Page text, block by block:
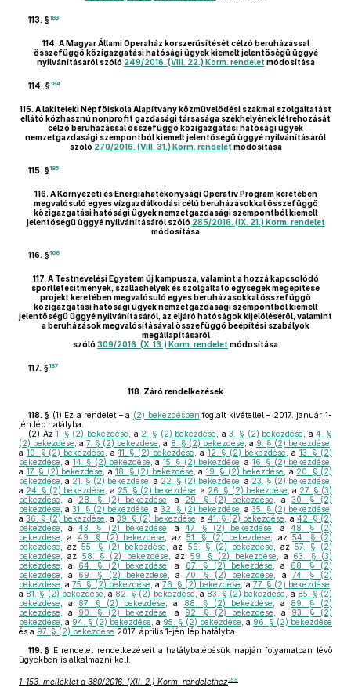
113. §183
114. A Magyar Állami Operaház korszerűsítését célzó beruházással
összefüggő közigazgatási hatósági ügyek kiemelt jelentőségű üggyé
nyilvánításáról szóló 249/2016. (VIII. 22.) Korm. rendelet módosítása
114. §184
115. A lakiteleki Népfőiskola Alapítvány közművelődési szakmai szolgáltatást
ellátó közhasznú nonprofit gazdasági társasága székhelyének létrehozását
célzó beruházással összefüggő közigazgatási hatósági ügyek
nemzetgazdasági szempontból kiemelt jelentőségű üggyé nyilvánításáról
szóló 270/2016. (VIII. 31.) Korm. rendelet módosítása
115. §185
116. A Környezeti és Energiahatékonysági Operatív Program keretében
megvalósuló egyes vízgazdálkodási célú beruházásokkal összefüggő
közigazgatási hatósági ügyek nemzetgazdasági szempontból kiemelt
jelentőségű üggyé nyilvánításáról szóló 285/2016. (IX. 21.) Korm. rendelet
módosítása
116. §186
117. A Testnevelési Egyetem új kampusza, valamint a hozzá kapcsolódó
sportlétesítmények, szálláshelyek és szolgáltató egységek megépítése
projekt keretében megvalósuló egyes beruházásokkal összefüggő
közigazgatási hatósági ügyek nemzetgazdasági szempontból kiemelt
jelentőségű üggyé nyilvánításáról, az eljáró hatóságok kijelöléséről, valamint
a beruházások megvalósításával összefüggő beépítési szabályok
megállapításáról
szóló 309/2016. (X. 13.) Korm. rendelet módosítása
117. §187
118. Záró rendelkezések
118. § (1) Ez a rendelet – a (2) bekezdésben foglalt kivétellel – 2017. január 1-
jén lép hatályba.
(2) Az1. § (2) bekezdése , a 2. § (2) bekezdése , a3. § (2) bekezdése , a4. §
(2) bekezdése , a7. § (2) bekezdése , a 8. § (2) bekezdése , a 9. § (2) bekezdése
a 10. § (2) bekezdése , a 11. § (2) bekezdése , a 12. § (2) bekezdése , a 13. § (2)
bekezdése , a 14. § (2) bekezdése , a 15. § (2) bekezdése , a 16. § (2) bekezdése
a 17. § (2) bekezdése , a 18. § (2) bekezdése , a 19. § (2) bekezdése , a 20. § (2)
bekezdése , a 21. § (2) bekezdése , a 22. § (2) bekezdése , a 23. § (2) bekezdése
a 24. § (2) bekezdése , a 25. § (2) bekezdése , a 26. § (2) bekezdése , a 27. § (3)
bekezdése , a 28. § (2) bekezdése , a 29. § (2) bekezdése , a 30. § (2)
bekezdése , a31. § (2) bekezdése , a32. § (2) bekezdése , a35. § (2) bekezdése
a36. § (2) bekezdése , a39. § (2) bekezdése , a 41. § (2) bekezdése , a 42. § (2)
bekezdése , a43. § (2) bekezdése , a47. § (2) bekezdése , a 48. § (2)
bekezdése , a 49. § (2) bekezdése , az51. § (2) bekezdése , az54. § (2)
bekezdése , az55. § (2) bekezdése , az 56. § (2) bekezdése , az 57. § (2)
bekezdése , az 58. § (2) bekezdése , az 59. § (2) bekezdése , a 63. § (3)
bekezdése , a 64. § (2) bekezdése , a 67. § (2) bekezdése , a 68. § (2)
bekezdése , a 69. § (2) bekezdése , a70. § (2) bekezdése , a 74. § (2)
bekezdése , a75. § (2) bekezdése , a 76. § (2) bekezdése , a 77. § (2) bekezdése
a 81. § (2) bekezdése , a 82. § (2) bekezdése , a 83. § (2) bekezdése , a 85. § (2)
bekezdése , a 87. § (2) bekezdése , a 88. § (2) bekezdése , a 89. § (2)
bekezdése , a 90. § (2) bekezdése , a 92. § (2) bekezdése , a 93. § (2)
bekezdése , a 94. § (2) bekezdése , a 95. § (2) bekezdése , a 96. § (2) bekezdése
és a 97. § (2) bekezdése 2017. április 1-jén lép hatályba.
119. § E rendelet rendelkezéseit a hatálybalépésük napján folyamatban lévő
ügyekben is alkalmazni kell.
1–153. melléklet a 380/2016. (XII. 2.) Korm. rendelethez188